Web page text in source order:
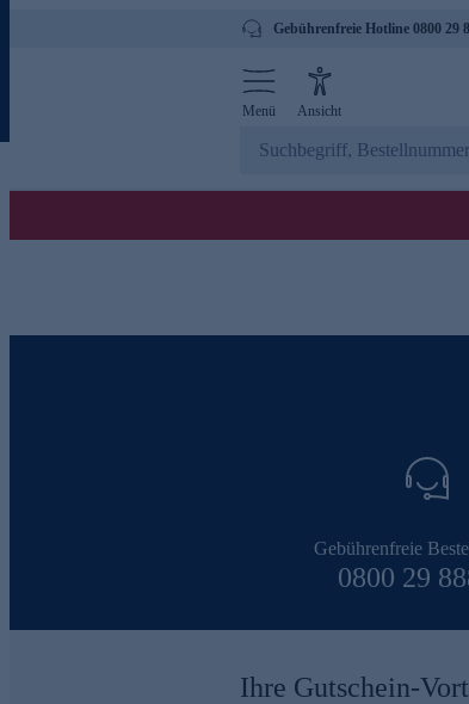
Gebührenfreie Hotline 0800 29
Menü Ansicht
Gebührenfreie
0800 29
Ihre Gutschein-